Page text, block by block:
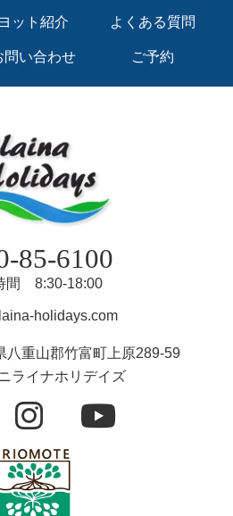
ヨット紹介 よくある質問
問い合わせ ご予約
85-6100
間 8:30-18:00
holidays.com
八重山郡竹富町上原289-59
ライナホリデイズ